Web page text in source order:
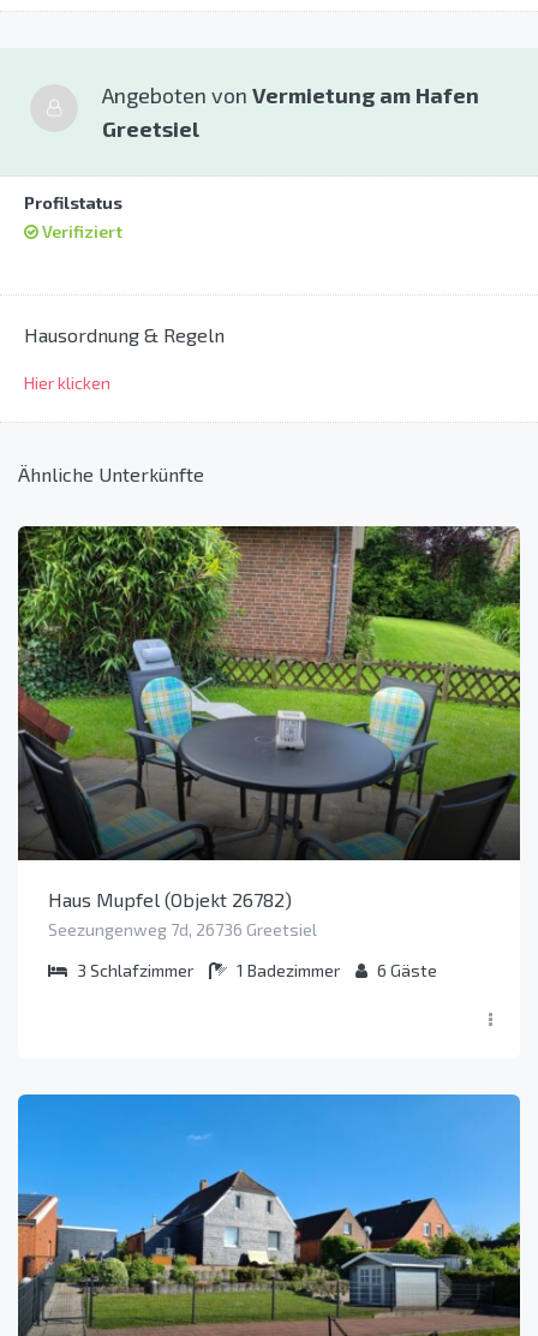
Angeboten von Vermietung am Hafen
Greetsiel
Profilstatus
Verifiziert
Hausordnung & Regeln
Hier klicken
Ähnliche Unterkünfte
Haus Mupfel (Objekt 26782)
Seezungenweg 7d, 26736 Greetsiel
3 Schlafzimmer 1 Badezimmer 6 Gäste